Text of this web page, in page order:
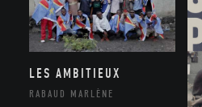
LES AMBITIEUX
RABAUD MARLÈNE